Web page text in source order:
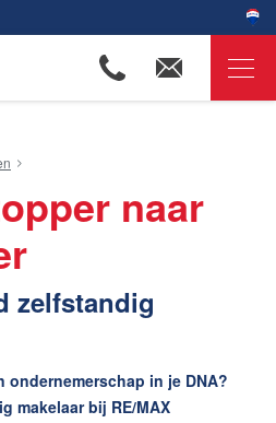
naar
zelfstandig
ondernemerschap in je DNA?
makelaar bij RE/MAX